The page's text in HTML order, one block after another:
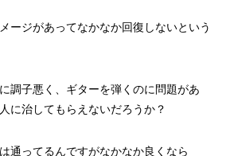
ージがあってなかなか回復しないという
調子悪く、ギターを弾くのに問題があ
に治してもらえないだろうか？
通ってるんですがなかなか良くなら